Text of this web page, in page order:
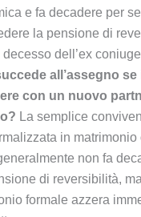
e fa decadere per
la pensione di
dell’ex
all’assegno se
con un nuovo
La semplice
in matrimonio
non fa
di reversibilità,
formale azzera